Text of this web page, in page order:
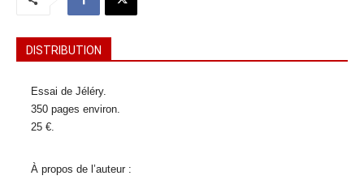
DISTRIBUTION
Essai de Jéléry.
350 pages environ.
25 €.
À propos de l’auteur :